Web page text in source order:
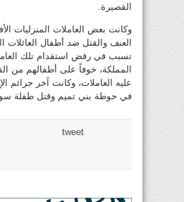
القصيرة.
وكانت بعض العاملات المنزليات
العنف والقتل ضد أطفال العائلات
تسبب في رفض استقدام تلك
المملكة، خوفاً على أطفالهم من
عليه العاملات، وكانت آخر جرائم
في حوطة بني تميم وقتل طفلة
tweet